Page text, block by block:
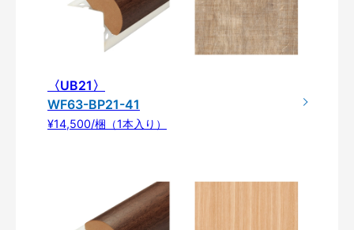
〈UB21〉
WF63-BP21-41
¥14,500/梱（1本入り）